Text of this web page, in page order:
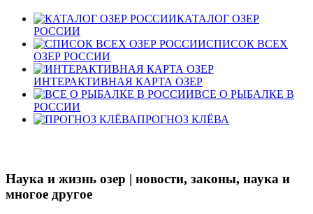
КАТАЛОГ ОЗЕР
РОССИИ
СПИСОК ВСЕХ
ОЗЕР РОССИИ
ИНТЕРАКТИВНАЯ КАРТА ОЗЕР
ВСЕ О РЫБАЛКЕ В
РОССИИ
ПРОГНОЗ КЛЁВА
Наука и жизнь озер | новости, законы, наука и
многое другое